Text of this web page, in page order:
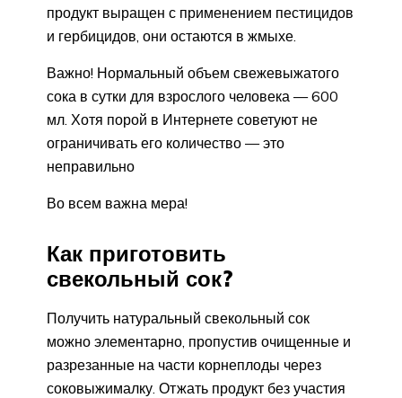
продукт выращен с применением пестицидов
и гербицидов, они остаются в жмыхе.
Важно! Нормальный объем свежевыжатого
сока в сутки для взрослого человека — 600
мл. Хотя порой в Интернете советуют не
ограничивать его количество — это
неправильно
Во всем важна мера!
Как приготовить
свекольный сок?
Получить натуральный свекольный сок
можно элементарно, пропустив очищенные и
разрезанные на части корнеплоды через
соковыжималку. Отжать продукт без участия